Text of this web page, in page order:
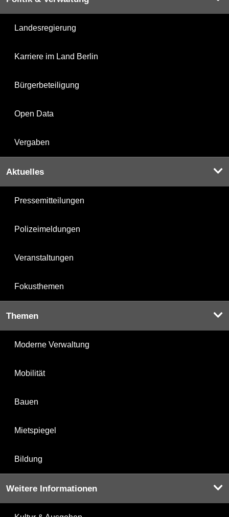
Landesregierung
Karriere im Land Berlin
Bürgerbeteiligung
Open Data
Vergaben
Aktuelles
Pressemitteilungen
Polizeimeldungen
Veranstaltungen
Fokusthemen
Themen
Moderne Verwaltung
Mobilität
Bauen
Mietspiegel
Bildung
Weitere Informationen